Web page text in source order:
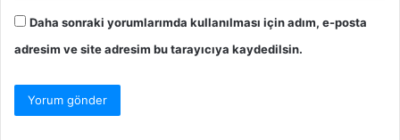
Daha sonraki yorumlarımda kullanılması için adım, e-posta
adresim ve site adresim bu tarayıcıya kaydedilsin.